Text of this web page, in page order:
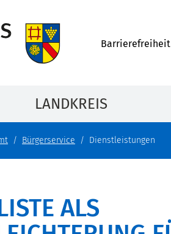
Barrierefreiheit
LANDKREIS
Bürgerservice Dienstleistungen
ALS